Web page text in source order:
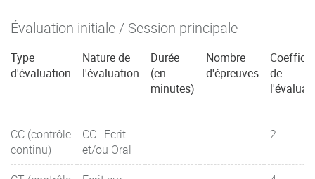
Évaluation initiale / Session principale
Type
d'évaluation
Nature de
l'évaluation
Durée
(en
minutes)
Nombre
d'épreuves
de
CC (contrôle
continu)
CC : Ecrit
et/ou Oral
2